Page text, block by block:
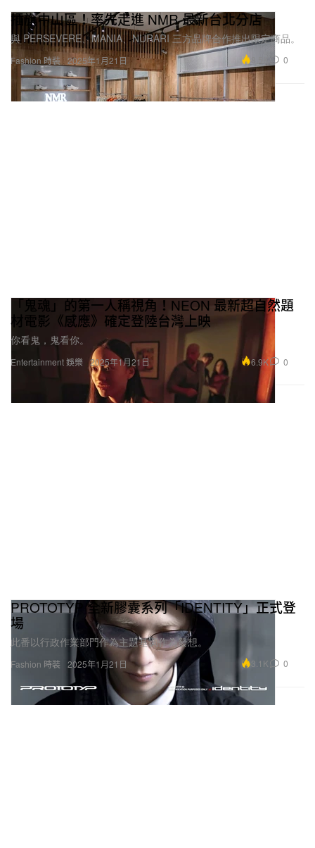
Fashion 時裝
插旗中山區！率先走進 NMR 最新台北分店
與 PERSEVERE、MANIA、NURARI 三方品牌合作推出限定商品。
2025年1月21日 0
Entertainment 娛樂
「鬼魂」的第一人稱視角！NEON 最新超自然題
材電影《感應》確定登陸台灣上映
你看鬼，鬼看你。
2025年1月21日 6.9K 0
Fashion 時裝
PROTOTYP 全新膠囊系列「IDENTITY」正式登
場
此番以行政作業部門作為主題基調作為發想。
2025年1月21日 3.1K 0